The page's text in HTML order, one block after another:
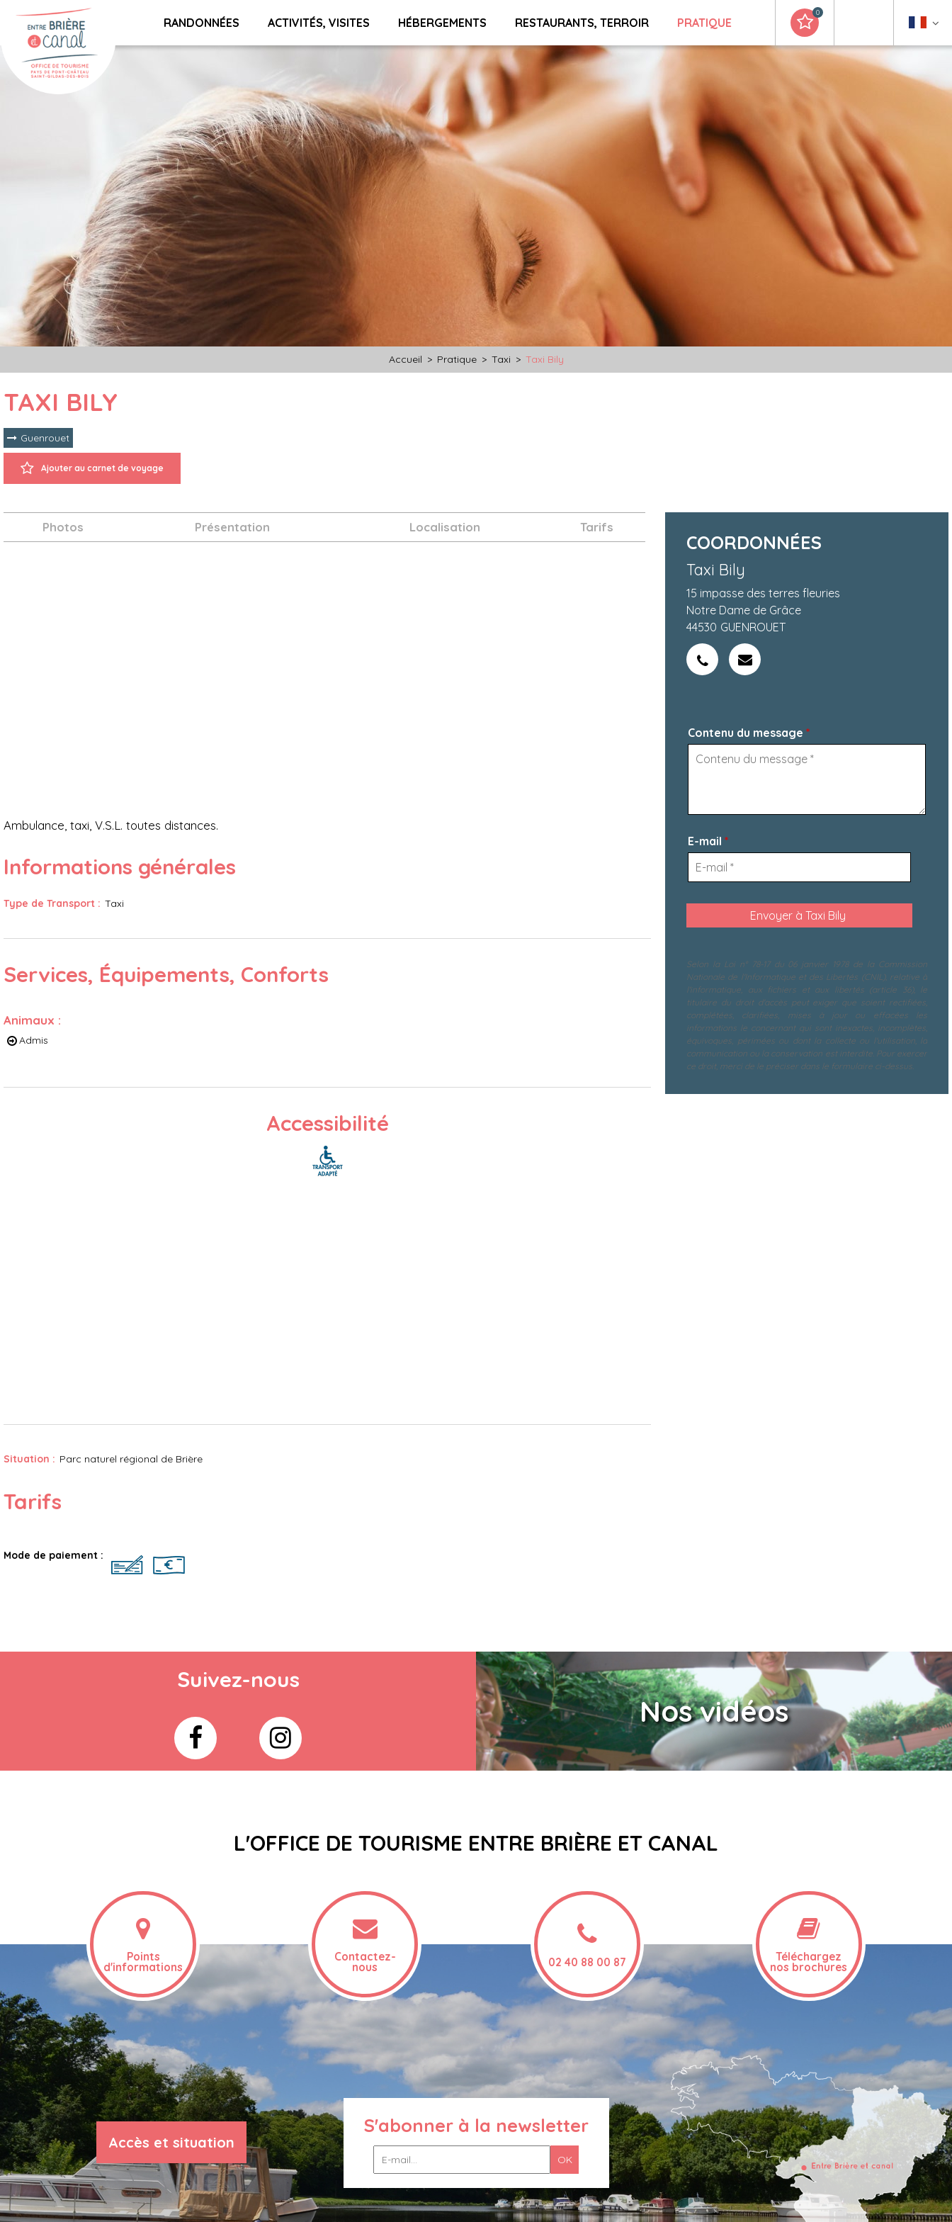
RANDONNÉES ACTIVITÉS, VISITES HÉBERGEMENTS RESTAURANTS, TERROIR PRATIQUE
0
Accueil > Pratique > Taxi > Taxi Bily
TAXI BILY
Guenrouet
Ajouter au carnet de voyage
Photos Présentation Localisation Tarifs
Ambulance, taxi, V.S.L. toutes distances.
Informations générales
Type de Transport : Taxi
Services, Équipements, Conforts
Animaux :
Admis
Accessibilité
COORDONNÉES
Taxi Bily
15 impasse des terres fleuries
Notre Dame de Grâce
44530 GUENROUET
Contenu du message *
E-mail *
Selon la Loi n° 78-17 du 06 janvier 1978 de la Commission
Nationale de l'Informatique et des Libertés (CNIL), relative à
l'informatique, aux fichiers et aux libertés (article 36), le
titulaire du droit d'accès peut exiger que soient rectifiées,
complétées, clarifiées, mises à jour ou effacées les
informations le concernant qui sont inexactes, incomplètes,
équivoques, périmées ou dont la collecte ou l'utilisation, la
communication ou la conservation est interdite. Pour exercer
ce droit, merci de le préciser dans le formulaire ci-dessus.
Situation : Parc naturel régional de Brière
Tarifs
Mode de paiement :
Suivez-nous
Nos vidéos
L'OFFICE DE TOURISME ENTRE BRIÈRE ET CANAL
Points
d'informations
Contactez-
nous 02 40 88 00 87 Téléchargez
nos brochures
Accès et situation
S'abonner à la newsletter